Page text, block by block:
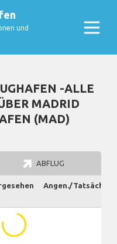
und
-ALLE
MADRID
(MAD)
ABFLUG
Angen./Tatsächlich